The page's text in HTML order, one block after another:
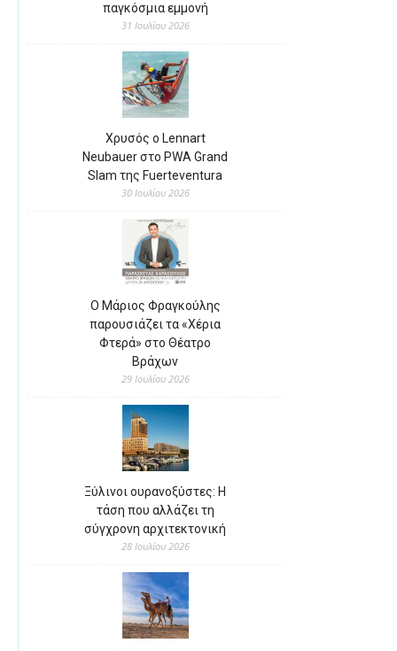
παγκόσμια εμμονή
31 Ιουλίου 2026
Χρυσός ο Lennart
Neubauer στο PWA Grand
Slam της Fuerteventura
30 Ιουλίου 2026
Ο Μάριος Φραγκούλης
παρουσιάζει τα «Χέρια
Φτερά» στο Θέατρο
Βράχων
29 Ιουλίου 2026
Ξύλινοι ουρανοξύστες: Η
τάση που αλλάζει τη
σύγχρονη αρχιτεκτονική
28 Ιουλίου 2026